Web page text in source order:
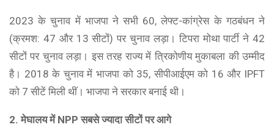
2023 के चुनाव में भाजपा ने सभी 60, लेफ्ट-कांग्रेस के गठबंधन ने
(क्रमश: 47 और 13 सीटों) पर चुनाव लड़ा। टिपरा मोथा पार्टी ने 42
सीटों पर चुनाव लड़ा। इस तरह राज्य में त्रिकोणीय मुकाबला की उम्मीद
है। 2018 के चुनाव में भाजपा को 35, सीपीआईएम को 16 और IPFT
को 7 सीटें मिली थीं। भाजपा ने सरकार बनाई थी।
2. मेघालय में NPP सबसे ज्यादा सीटों पर आगे